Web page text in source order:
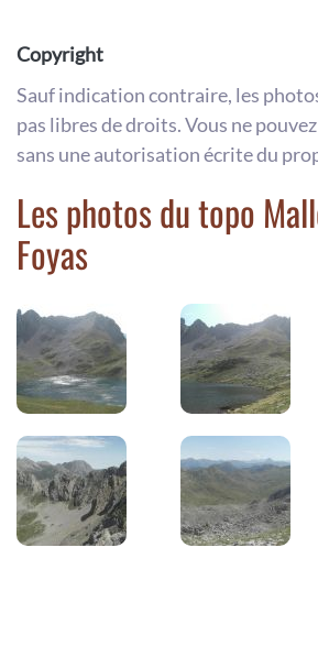
Copyright
Sauf indication contraire, les
pas libres de droits. Vous ne
sans une autorisation écrite du
Les photos du topo
Foyas